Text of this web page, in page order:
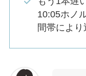
10:05ホノ
間帯により